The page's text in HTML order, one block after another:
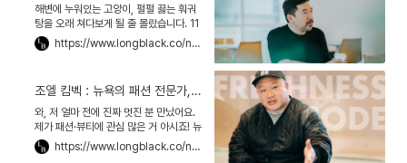
고 그가 달리 보였어요. 한 분야의 프로페
셔널이자, 선배 직업인으로서 좋은 레퍼
런스를 들려줄 사람으로요.
해변에 누워있는 고양이, 펄펄 끓는 훠궈
탕을 오래 쳐다보게 될 줄 몰랐습니다. 11
월 1일에 문을 연 소셜 미디어 닷슬래시대
시dotslashdash 이야기입니다. 닷슬
대 4분 길이의 영상을 올릴 수 있죠. 그런
데 올라오는 영상이 독특합니다. 유튜브·
틱톡과는 완전히 달라요. 일단 조용합니
다. 요란한 배경 음악과 쉴새없는 설명이
없습니다. 해변의 바람 소리, 훠궈탕 끓는
소리가 다예요.
https://www.longblack.co/note/82
조엘 킴벡 : 뉴욕의 패션 전문가, "스몰 브랜드의 시대 아니다"
와, 저 얼마 전에 진짜 멋진 분 만났어요.
제가 패션·뷰티에 관심 많은 거 아시죠! 뉴
욕 한복판에서 패션·뷰티 전문 브랜딩 에
이전시를 운영하는 대표님을 만난 거예
https://www.longblack.co/note/102